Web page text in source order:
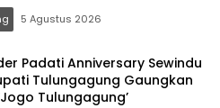
5 Agustus 2026
Padati Anniversary Sewindu
Tulungagung Gaungkan
Tulungagung’